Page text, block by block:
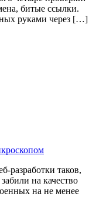
битые ссылки.
руками через […]
разработки таков,
на качество
на не менее